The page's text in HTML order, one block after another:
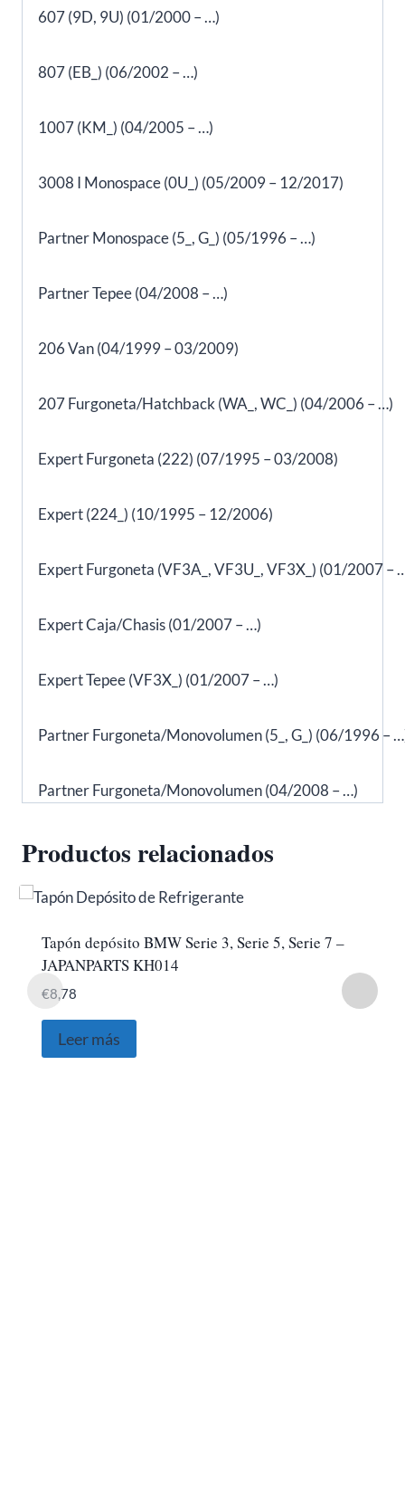
607 (9D, 9U) (01/2000 – …)
807 (EB_) (06/2002 – …)
1007 (KM_) (04/2005 – …)
3008 I Monospace (0U_) (05/2009 – 12/2017)
Partner Monospace (5_, G_) (05/1996 – …)
Partner Tepee (04/2008 – …)
206 Van (04/1999 – 03/2009)
207 Furgoneta/Hatchback (WA_, WC_) (04/2006 – …)
Expert Furgoneta (222) (07/1995 – 03/2008)
Expert (224_) (10/1995 – 12/2006)
Expert Furgoneta (VF3A_, VF3U_, VF3X_) (01/2007 –
Expert Caja/Chasis (01/2007 – …)
Expert Tepee (VF3X_) (01/2007 – …)
Partner Furgoneta/Monovolumen (5_, G_) (06/1996 –
Partner Furgoneta/Monovolumen (04/2008 – …)
Productos relacionados
Tapón depósito BMW Serie 3, Serie 5, Serie 7 –
JAPANPARTS KH014
€8,78
Leer más